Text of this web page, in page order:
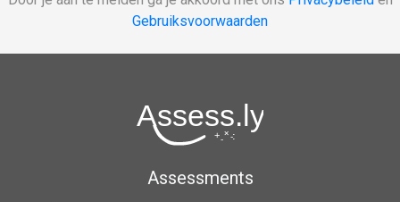
Gebruiksvoorwaarden
Assessments